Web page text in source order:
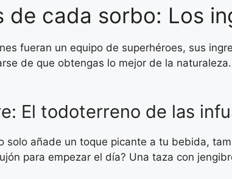
de cada sorbo: Los
fueran un equipo de superhéroes, sus
de que obtengas lo mejor de la
El todoterreno de las
solo añade un toque picante a tu bebida,
para empezar el día? Una taza con